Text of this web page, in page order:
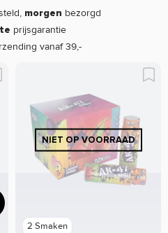
morgen bezorgd
prijsgarantie
vanaf 39,-
2 Smaken